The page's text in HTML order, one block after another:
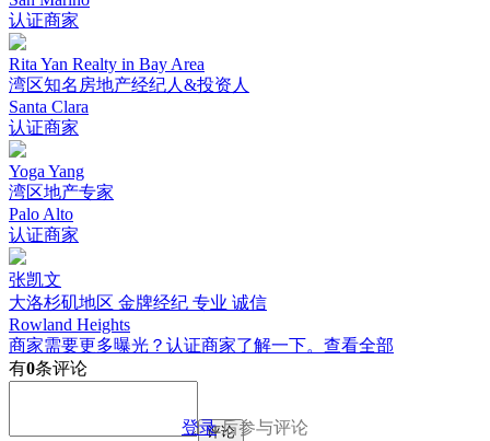
认证商家
Rita Yan Realty in Bay Area
湾区知名房地产经纪人&投资人
Santa Clara
认证商家
Yoga Yang
湾区地产专家
Palo Alto
认证商家
张凯文
大洛杉矶地区 金牌经纪 专业 诚信
Rowland Heights
商家需要更多曝光？认证商家了解一下。 查看全部
有0条评论
登录后参与评论
评论